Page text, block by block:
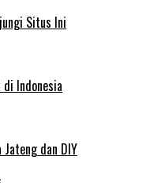
Situs Ini
Indonesia
Jateng dan DIY